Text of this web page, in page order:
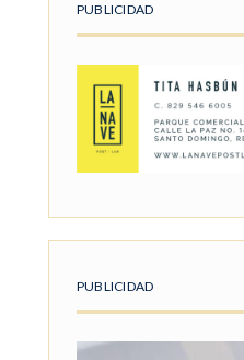
PUBLICIDAD
PUBLICIDAD